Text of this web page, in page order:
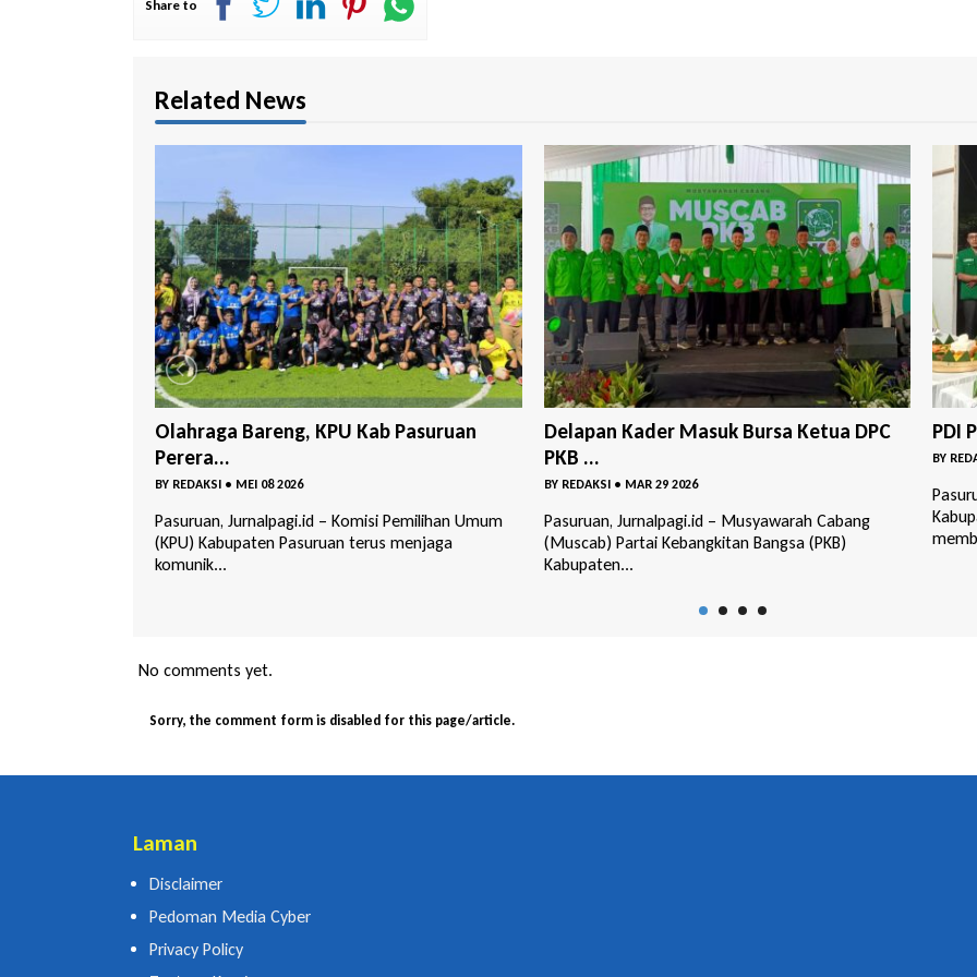
Share to
Related News
Delapan Kader Masuk Bursa Ketua DPC
PKB ...
BY REDAKSI • MAR 29 2026
Pasuruan, Jurnalpagi.id – Musyawarah Cabang
(Muscab) Partai Kebangkitan Bangsa (PKB)
Kabupaten...
PDI Perjuangan– GP Ansor Bangil Buka P...
BYREDAKSI
Pasuruan, Jurnalpagi.id / DPC PDI Perjuangan
Kabupaten Pasuruan bersama GP Ansor Bangil
membuka Posk...
No comments yet.
Sorry, the comment form is disabled for this page/article.
Laman
Disclaimer
Pedoman Media Cyber
Privacy Policy